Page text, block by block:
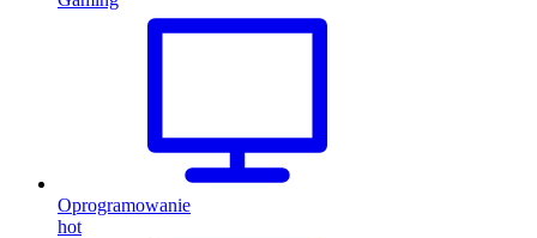
Oprogramowanie
hot